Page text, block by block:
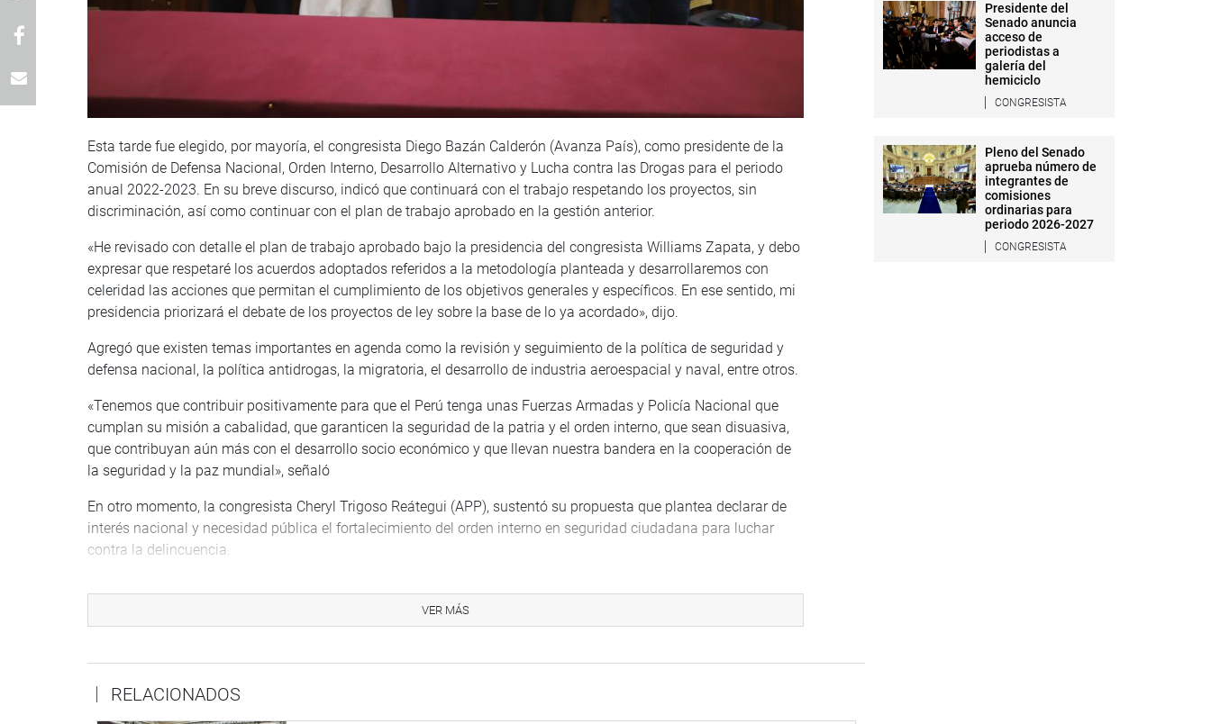
Esta tarde fue elegido, por mayoría, el congresista Diego Bazán Calderón (Avanza País), como presidente de la
Comisión de Defensa Nacional, Orden Interno, Desarrollo Alternativo y Lucha contra las Drogas para el periodo
anual 2022-2023. En su breve discurso, indicó que continuará con el trabajo respetando los proyectos, sin
discriminación, así como continuar con el plan de trabajo aprobado en la gestión anterior.
«He revisado con detalle el plan de trabajo aprobado bajo la presidencia del congresista Williams Zapata, y debo
expresar que respetaré los acuerdos adoptados referidos a la metodología planteada y desarrollaremos con
celeridad las acciones que permitan el cumplimiento de los objetivos generales y específicos. En ese sentido, mi
presidencia priorizará el debate de los proyectos de ley sobre la base de lo ya acordado», dijo.
Agregó que existen temas importantes en agenda como la revisión y seguimiento de la política de seguridad y
defensa nacional, la política antidrogas, la migratoria, el desarrollo de industria aeroespacial y naval, entre otros.
«Tenemos que contribuir positivamente para que el Perú tenga unas Fuerzas Armadas y Policía Nacional que
cumplan su misión a cabalidad, que garanticen la seguridad de la patria y el orden interno, que sean disuasiva,
que contribuyan aún más con el desarrollo socio económico y que llevan nuestra bandera en la cooperación de
la seguridad y la paz mundial», señaló
En otro momento, la congresista Cheryl Trigoso Reátegui (APP), sustentó su propuesta que plantea declarar de
interés nacional y necesidad pública el fortalecimiento del orden interno en seguridad ciudadana para luchar
contra la delincuencia.
intervención de las Fuerzas Armadas en la reconstrucción y ejecución de la infraestructura pública afectadas por
desastres naturales, y para garantizar el orden público y la seguridad ciudadana en zonas declaradas en estado
También, sustentó el congresista Segundo Montalvo Cubas (PL), la iniciativa que propone declarar de necesidad
VER MÁS
RELACIONADOS
Presidente del
Senado anuncia
acceso de
periodistas a
galería del
hemiciclo
CONGRESISTA
Pleno del Senado
aprueba número de
integrantes de
comisiones
ordinarias para
periodo 2026-2027
CONGRESISTA